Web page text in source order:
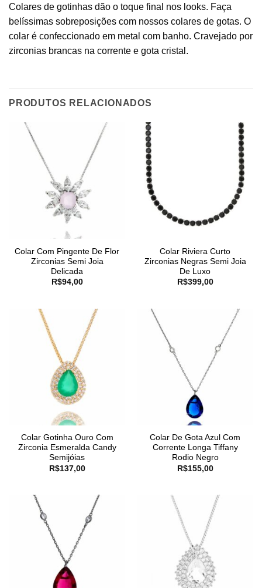
Colares de gotinhas dão o toque final nos looks. Faça
belíssimas sobreposições com nossos colares de gotas. O
colar é confeccionado em metal com banho. Cravejado por
zirconias brancas na corrente e gota cristal.
PRODUTOS RELACIONADOS
Colar Com Pingente De Flor
Zirconias Semi Joia
Delicada
R$94,00
Colar Riviera Curto
Zirconias Negras Semi Joia
De Luxo
R$399,00
Colar Gotinha Ouro Com
Zirconia Esmeralda Candy
Semijóias
R$137,00
Colar De Gota Azul Com
Corrente Longa Tiffany
Rodio Negro
R$155,00